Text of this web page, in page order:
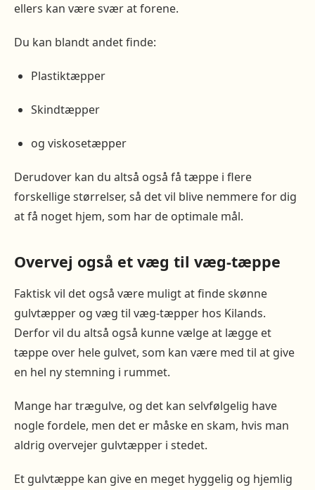
ellers kan være svær at forene.
Du kan blandt andet finde:
Plastiktæpper
Skindtæpper
og viskosetæpper
Derudover kan du altså også få tæppe i flere
forskellige størrelser, så det vil blive nemmere for dig
at få noget hjem, som har de optimale mål.
Overvej også et væg til væg-tæppe
Faktisk vil det også være muligt at finde skønne
gulvtæpper og væg til væg-tæpper hos Kilands.
Derfor vil du altså også kunne vælge at lægge et
tæppe over hele gulvet, som kan være med til at give
en hel ny stemning i rummet.
Mange har trægulve, og det kan selvfølgelig have
nogle fordele, men det er måske en skam, hvis man
aldrig overvejer gulvtæpper i stedet.
Et gulvtæppe kan give en meget hyggelig og hjemlig